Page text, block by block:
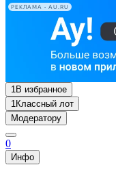
РЕКЛАМА • AU.RU
1В избранное
1Классный лот
Модератору
0
Инфо